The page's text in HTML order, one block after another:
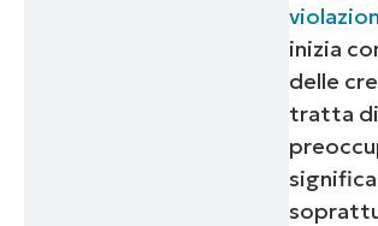
inizia
delle
tratta di